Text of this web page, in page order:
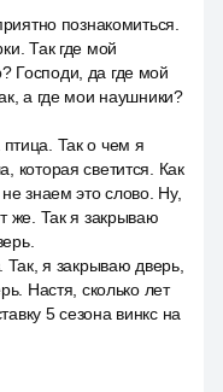
познакомиться.
Так где мой
Господи, да где мой
а где мои наушники?
Так о чем я
которая светится. Как
знаем это слово. Ну,
же. Так я закрываю
я закрываю дверь,
Настя, сколько лет
5 сезона винкс на